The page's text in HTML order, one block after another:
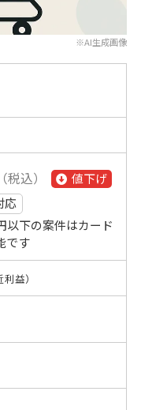
※AI生成画像
（税込）
値下げ
応
下の案件はカード
です
利益）